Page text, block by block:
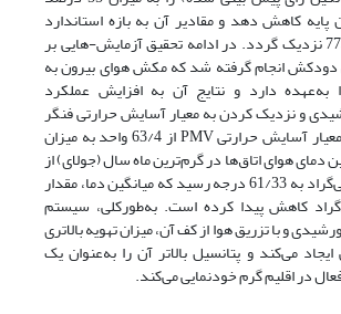
کاهش دهد و مقادیر آن به بازه استاندارد
اشری 55 و ایزو7730 نزدیک گردد. در ادامه تحقیق آزمایش-هایی بر
دودکش انجام گرفته شد که مکش هوای بیرون به
دارد و نتایج آن به افزایش عملکرد
و نزدیک کردن به معیار آسایش حرارتی فنگر
انجامید. بطوریکه معیار آسایش حرارتی PMV از 63/4 واحد به میزان
دمای هوای اتاق‌ها در گرم‌ترین ماه سال (جولای) از
21/36 درجه سانتی‌گراد به 61/33 درجه رسید که میانگین دما، مقدار
کاهش پیدا کرده است. به‌طورکلی، سیستم
و با تزریق هوا از کف آن، میزان تهویه بالاتری
می‌کند و پتانسیل بالاتر آن را به‌عنوان یک
در اقلیم گرم خودنمایی می‌کند.